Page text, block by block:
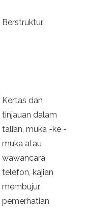
Berstruktur.
Kertas dan
tinjauan dalam
talian, muka -ke -
muka atau
wawancara
telefon, kajian
membujur,
pemerhatian